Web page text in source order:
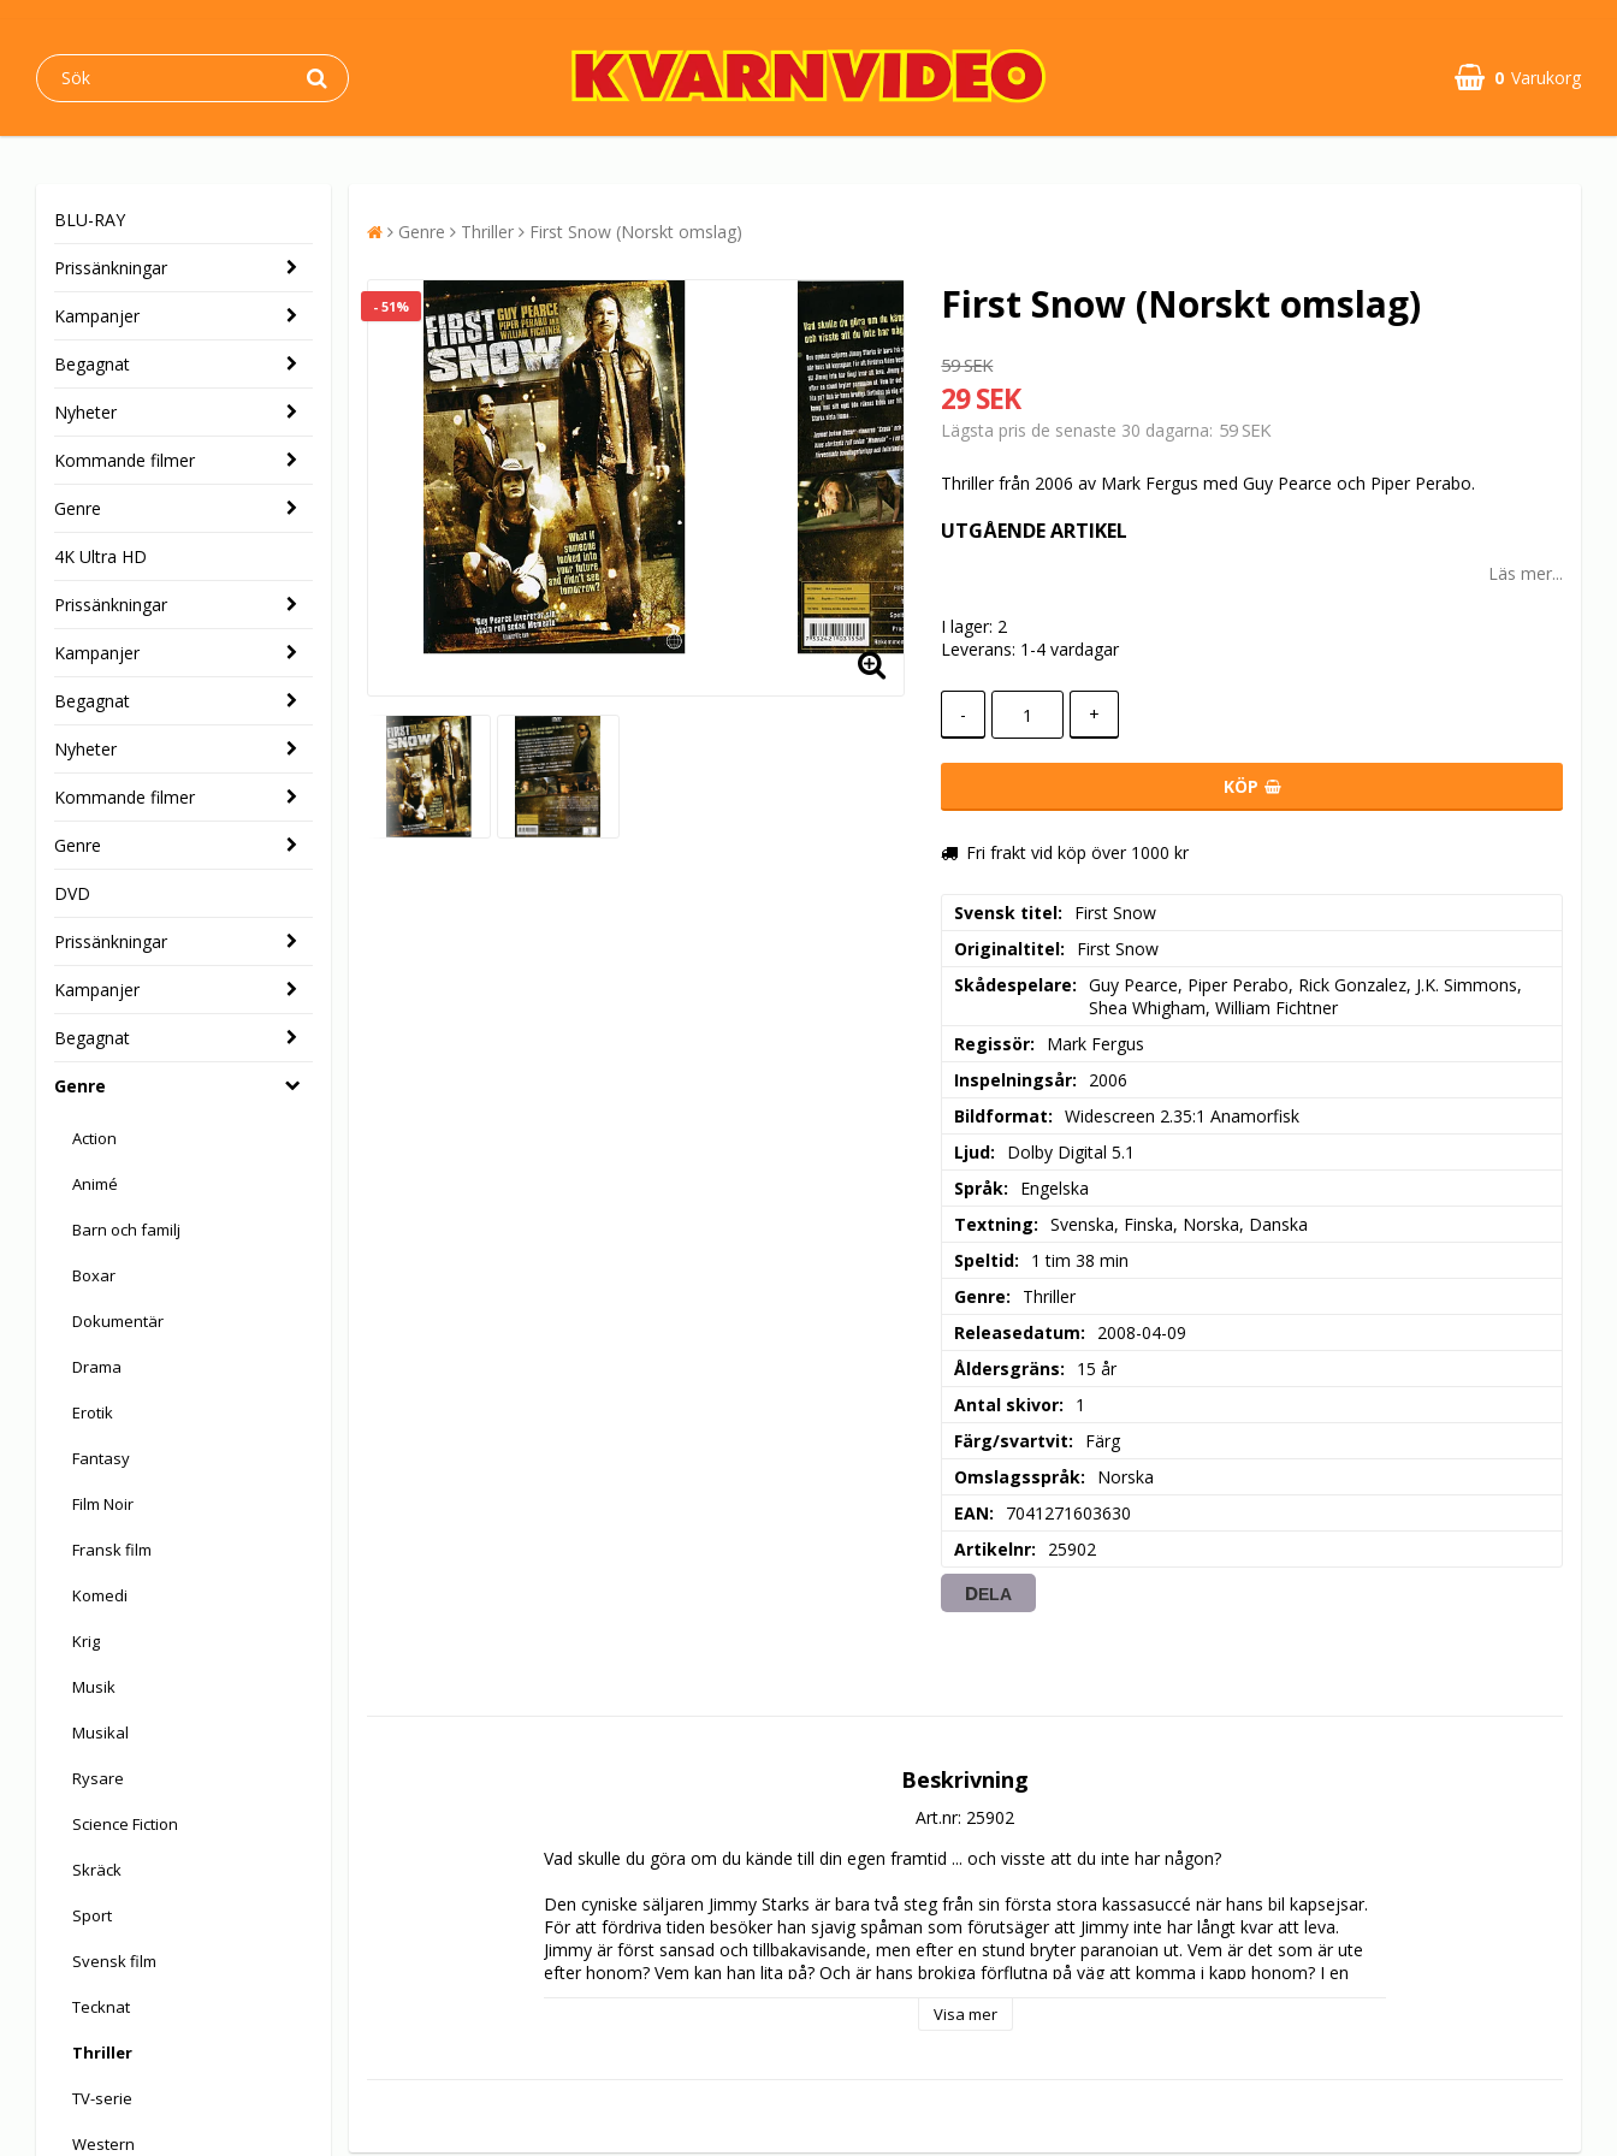
0 Varukorg
BLU-RAY
Prissänkningar
Kampanjer
Begagnat
Nyheter
Kommande filmer
Genre
4K Ultra HD
Prissänkningar
Kampanjer
Begagnat
Nyheter
Kommande filmer
Genre
DVD
Prissänkningar
Kampanjer
Begagnat
Genre
Action
Animé
Barn och familj
Boxar
Dokumentär
Drama
Erotik
Fantasy
Film Noir
Fransk film
Komedi
Krig
Musik
Musikal
Rysare
Science Fiction
Skräck
Sport
Svensk film
Tecknat
Thriller
TV-serie
Western
Genre Thriller First Snow (Norskt omslag)
- 51% First Snow (Norskt omslag)
59 SEK
29 SEK
Lägsta pris de senaste 30 dagarna 59 SEK
Thriller från 2006 av Mark Fergus med Guy Pearce och Piper Perabo.
UTGÅENDE ARTIKEL
Läs mer...
I lager: 2
Leverans: 1-4 vardagar
- +
KÖP
Fri frakt vid köp över 1000 kr
Svensk titel
First Snow
Originaltitel
First Snow
Skådespelare
Guy Pearce, Piper Perabo, Rick Gonzalez, J.K. Simmons,
Shea Whigham, William Fichtner
Regissör
Mark Fergus
Inspelningsår
2006
Bildformat
Widescreen 2.35:1 Anamorfisk
Ljud
Dolby Digital 5.1
Språk
Engelska
Textning
Svenska, Finska, Norska, Danska
Speltid
1 tim 38 min
Genre
Thriller
Releasedatum
2008-04-09
Åldersgräns
15 år
Antal skivor
1
Färg/svartvit
Färg
Omslagsspråk
Norska
EAN
7041271603630
Artikelnr
25902
DELA
Beskrivning
Art.nr: 25902
Vad skulle du göra om du kände till din egen framtid ... och visste att du inte har någon?
Den cyniske säljaren Jimmy Starks är bara två steg från sin första stora kassasuccé när hans bil kapsejsar.
För att fördriva tiden besöker han sjavig spåman som förutsäger att Jimmy inte har långt kvar att leva.
Jimmy är först sansad och tillbakavisande, men efter en stund bryter paranoian ut. Vem är det som är ute
efter honom? Vem kan han lita på? Och är hans brokiga förflutna på väg att komma i kapp honom? I en
Visa mer